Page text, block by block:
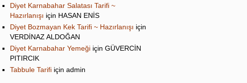
Diyet Karnabahar Salatası Tarifi ~
Hazırlanışı için HASAN ENİS
Diyet Bozmayan Kek Tarifi ~ Hazırlanışı için
VERDİNAZ ALDOĞAN
Diyet Karnabahar Yemeği için GÜVERCİN
PITIRCIK
Tabbule Tarifi için admin